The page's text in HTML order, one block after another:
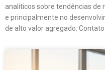
analíticos sobre tendências
e principalmente no
de alto valor agregado.